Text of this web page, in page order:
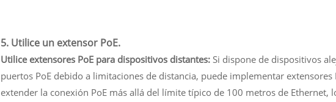
5. Utilice un extensor PoE.
Utilice extensores PoE para dispositivos distantes: Si dispone de dispositivos
puertos PoE debido a limitaciones de distancia, puede implementar
extender la conexión PoE más allá del límite típico de 100 metros de Ethernet,